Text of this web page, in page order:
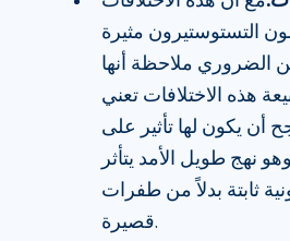
التستوستيرون مثيرة
من الضروري ملاحظة أنها
هذه الاختلافات تعني
أن يكون لها تأثير على
نهج طويل الأمد يتأثر
ثابتة بدلاً من طفرات
قصيرة.